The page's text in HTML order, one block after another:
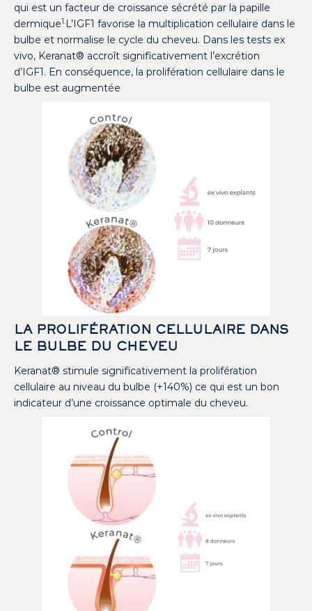
qui est un facteur de croissance sécrété par la papille
dermique1. L’IGF1 favorise la multiplication cellulaire dans le
bulbe et normalise le cycle du cheveu. Dans les tests ex
vivo, Keranat® accroît significativement l’excrétion
d’IGF1. En conséquence, la prolifération cellulaire dans le
bulbe est augmentée
LA PROLIFÉRATION CELLULAIRE DANS
LE BULBE DU CHEVEU
Keranat® stimule significativement la prolifération
cellulaire au niveau du bulbe (+140%) ce qui est un bon
indicateur d’une croissance optimale du cheveu.